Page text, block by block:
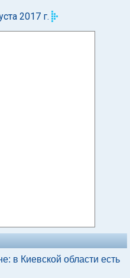
2017 г.
в Киевской области есть